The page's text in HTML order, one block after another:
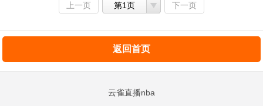
上一页 第1页 下一页
返回首页
云雀直播nba